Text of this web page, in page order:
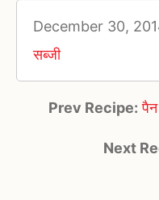
December 30,
सब्जी
Prev Recipe: पैन
Next